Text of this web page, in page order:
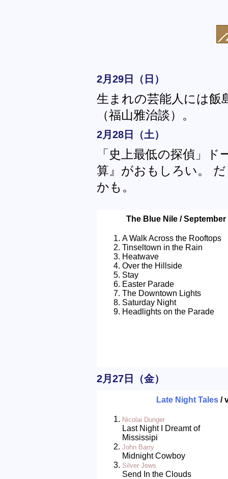
2月29日（日）
生まれの芸能人には飯
（福山雅治談）。
2月28日（土）
「史上最低の探偵」
算』がおもしろい。
かも。
The Blue Nile /
A Walk Across the Rooftops
Tinseltown in the Rain
Heatwave
Over the Hillside
Stay
Easter Parade
The Downtown Lights
Saturday Night
Headlights on the Parade
2月27日（金）
Late Night Tales/
Nicolai Dunger
Last Night I Dreamt of
Mississipi
John Barry
Midnight Cowboy
Silver Jews
Send In the Clouds